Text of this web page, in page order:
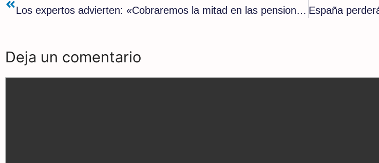
b
k m p
Los expertos advierten: «Cobraremos la mitad en las pensiones»
Deja un comentario